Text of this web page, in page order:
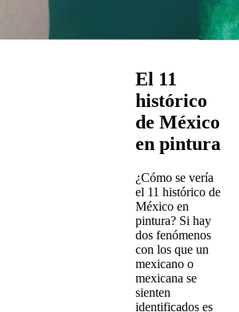
El 11
histórico
de México
en pintura
¿Cómo se vería
el 11 histórico de
México en
pintura? Si hay
dos fenómenos
con los que un
mexicano o
mexicana se
sienten
identificados es